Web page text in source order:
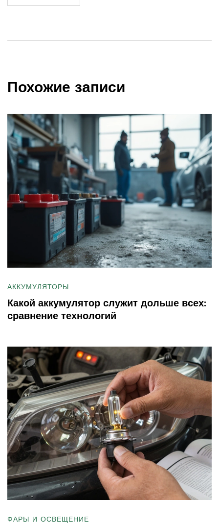
Похожие записи
АККУМУЛЯТОРЫ
Какой аккумулятор служит дольше всех:
сравнение технологий
ФАРЫ И ОСВЕЩЕНИЕ